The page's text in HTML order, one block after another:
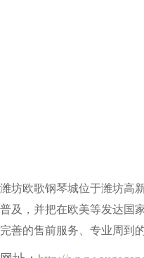
潍坊欧歌钢琴城位于潍坊高
普及，并把在欧美等发达国
完善的售前服务、专业周到